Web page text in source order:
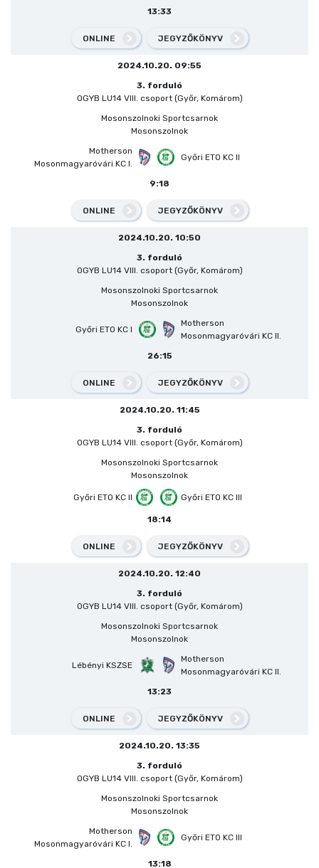
13:33
ONLINE JEGYZŐKÖNYV
2024.10.20. 09:55
3. forduló
OGYB LU14 VIII. csoport (Győr, Komárom)
Mosonszolnoki Sportcsarnok
Mosonszolnok
Motherson
Mosonmagyaróvári KC I.
Győri ETO KC II
9:18
ONLINE JEGYZŐKÖNYV
2024.10.20. 10:50
3. forduló
OGYB LU14 VIII. csoport (Győr, Komárom)
Mosonszolnoki Sportcsarnok
Mosonszolnok
Győri ETO KC I
Motherson
Mosonmagyaróvári KC II.
26:15
ONLINE JEGYZŐKÖNYV
2024.10.20. 11:45
3. forduló
OGYB LU14 VIII. csoport (Győr, Komárom)
Mosonszolnoki Sportcsarnok
Mosonszolnok
Győri ETO KC II Győri ETO KC III
18:14
ONLINE JEGYZŐKÖNYV
2024.10.20. 12:40
3. forduló
OGYB LU14 VIII. csoport (Győr, Komárom)
Mosonszolnoki Sportcsarnok
Mosonszolnok
Lébényi KSZSE
Motherson
Mosonmagyaróvári KC II.
13:23
ONLINE JEGYZŐKÖNYV
2024.10.20. 13:35
3. forduló
OGYB LU14 VIII. csoport (Győr, Komárom)
Mosonszolnoki Sportcsarnok
Mosonszolnok
Motherson
Mosonmagyaróvári KC I.
Győri ETO KC III
13:18